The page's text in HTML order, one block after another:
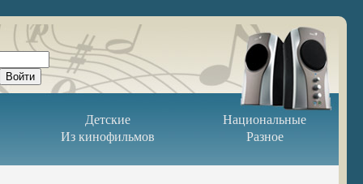
Детские
Национальные
Из кинофильмов Разное